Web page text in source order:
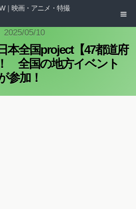
｜映画・アニメ・特撮
2025/05/10
本全国project【47都道府
全国の地方イベント
参加！